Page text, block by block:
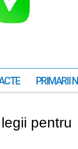
PRIMARII
pentru